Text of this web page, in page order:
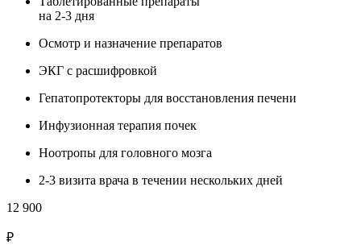
на 2-3 дня
Осмотр и назначение препаратов
ЭКГ с расшифровкой
Гепатопротекторы для восстановления печени
Инфузионная терапия почек
Ноотропы для головного мозга
2-3 визита врача в течении нескольких дней
12 900
₽